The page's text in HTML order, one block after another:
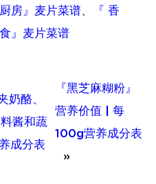
厨房』麦片菜谱、
『 香
』麦片菜谱
奶酪、
酱和蔬
成分表
『黑芝麻糊粉』
营养价值 | 每
100g营养成分表
»